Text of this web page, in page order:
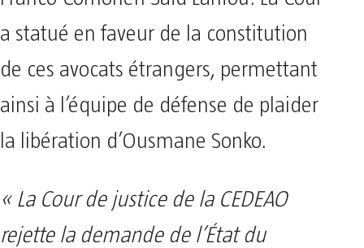
a statué en faveur de la constitution
de ces avocats étrangers, permettant
ainsi à l’équipe de défense de plaider
la libération d’Ousmane Sonko.
« La Cour de justice de la CEDEAO
rejette la demande de l’État du